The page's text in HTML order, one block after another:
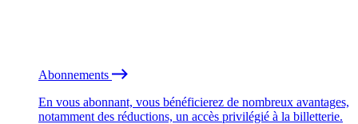
Abonnements
En vous abonnant, vous bénéficierez de nombreux avantages,
notamment des réductions, un accès privilégié à la billetterie.